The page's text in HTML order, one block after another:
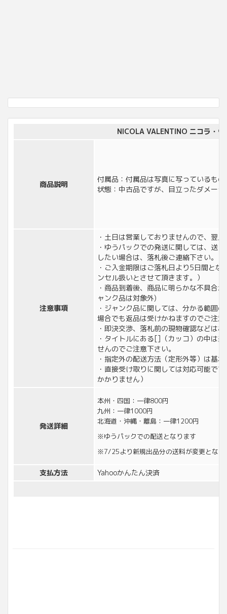
NICOLA VALENTINO ニコラ・
商品説明
付属品：付属品は写真に写っているも
状態：中古品ですが、目立ったダメー
注意事項
・土日は営業しておりませんので、翌
・ゆうパックでの発送に関しては、送
したい場合は、落札後ご連絡下さい。
・ご入金期限はご落札日より5日間と
ンセル扱いとさせて頂きます。）
・商品到着後、商品に明らかな不具合
ャンク品は対象外)
・ジャンク品に関しては、分かる範囲
場合でも返品は受けかねますのでご注
・即決交渉、落札前の現物確認などは
・タイトルにある[]（カッコ）の中は
せんのでご注意下さい。
・指定外の配送方法（定形外等）は基
・直接受け取りに関しては対応可能で
かかりません）
発送詳細
本州・四国：一律800円
九州：一律1000円
北海道・沖縄・離島：一律1200円
※ゆうパックでの配送となります
※7/25より新規出品分の送料が変更となり
支払方法 Yahooかんたん決済